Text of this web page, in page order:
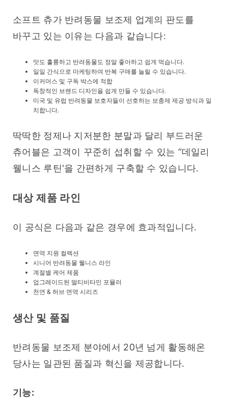
소프트 츄가 반려동물 보조제 업계의 판도를
바꾸고 있는 이유는 다음과 같습니다:
맛도 훌륭하고 반려동물도 정말 좋아하고 쉽게 먹습니다.
일일 간식으로 마케팅하여 반복 구매를 늘릴 수 있습니다.
이커머스 및 구독 박스에 적합
독창적인 브랜드 디자인을 쉽게 만들 수 있습니다.
미국 및 유럽 반려동물 보호자들이 선호하는 보충제 제공 방식과 일
치합니다.
딱딱한 정제나 지저분한 분말과 달리 부드러운
츄어블은 고객이 꾸준히 섭취할 수 있는 “데일리
웰니스 루틴'을 간편하게 구축할 수 있습니다.
대상 제품 라인
이 공식은 다음과 같은 경우에 효과적입니다.
면역 지원 컬렉션
시니어 반려동물 웰니스 라인
계절별 케어 제품
업그레이드된 멀티비타민 포뮬러
천연 & 허브 면역 시리즈
생산 및 품질
반려동물 보조제 분야에서 20년 넘게 활동해온
당사는 일관된 품질과 혁신을 제공합니다.
기능: